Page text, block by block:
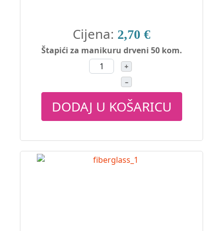
Cijena: 2,70 €
Štapići za manikuru drveni 50 kom.
+
–
DODAJ U KOŠARICU